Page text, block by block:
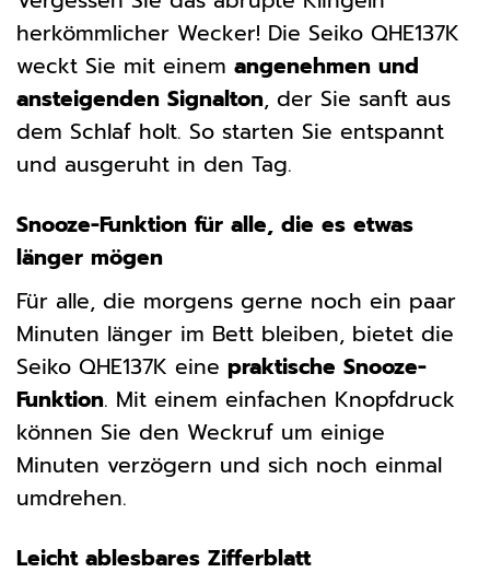
herkömmlicher Wecker! Die Seiko QHE137K
weckt Sie mit einem angenehmen und
ansteigenden Signalton, der Sie sanft aus
dem Schlaf holt. So starten Sie entspannt
und ausgeruht in den Tag.
Snooze-Funktion für alle, die es etwas
länger mögen
Für alle, die morgens gerne noch ein paar
Minuten länger im Bett bleiben, bietet die
Seiko QHE137K eine praktische Snooze-
Funktion. Mit einem einfachen Knopfdruck
können Sie den Weckruf um einige
Minuten verzögern und sich noch einmal
umdrehen.
Leicht ablesbares Zifferblatt